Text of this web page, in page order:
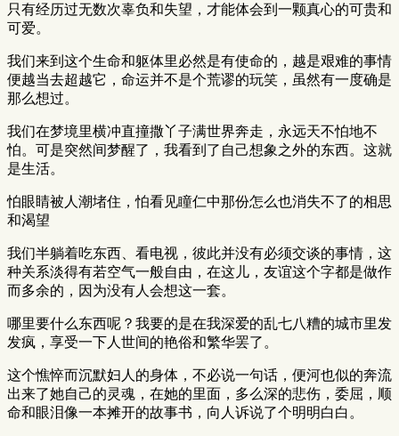
只有经历过无数次辜负和失望，才能体会到一颗真心的可贵和
可爱。
我们来到这个生命和躯体里必然是有使命的，越是艰难的事情
便越当去超越它，命运并不是个荒谬的玩笑，虽然有一度确是
那么想过。
我们在梦境里横冲直撞撒丫子满世界奔走，永远天不怕地不
怕。可是突然间梦醒了，我看到了自己想象之外的东西。这就
是生活。
怕眼睛被人潮堵住，怕看见瞳仁中那份怎么也消失不了的相思
和渴望
我们半躺着吃东西、看电视，彼此并没有必须交谈的事情，这
种关系淡得有若空气一般自由，在这儿，友谊这个字都是做作
而多余的，因为没有人会想这一套。
哪里要什么东西呢？我要的是在我深爱的乱七八糟的城市里发
发疯，享受一下人世间的艳俗和繁华罢了。
这个憔悴而沉默妇人的身体，不必说一句话，便河也似的奔流
出来了她自己的灵魂，在她的里面，多么深的悲伤，委屈，顺
命和眼泪像一本摊开的故事书，向人诉说了个明明白白。